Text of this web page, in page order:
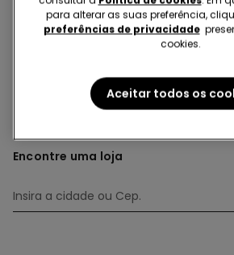
Encontre uma loja
para alterar as suas preferência,
preferências de privacidade
cookies.
Aceitar todos os